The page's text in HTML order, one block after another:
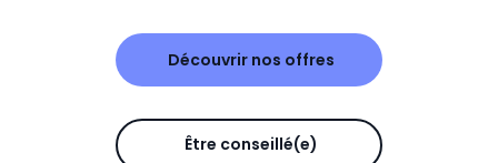
Découvrir nos offres
Être conseillé(e)